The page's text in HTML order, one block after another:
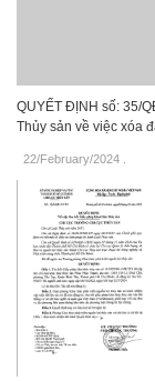
QUYẾT ĐỊNH số: 35/
Thủy sản về việc xóa
22/February/2024